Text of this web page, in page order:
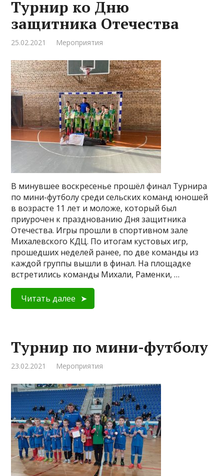
Турнир ко Дню
защитника Отечества
25.02.2021 Мероприятия
В минувшее воскресенье прошёл финал Турнира
по мини-футболу среди сельских команд юношей
в возрасте 11 лет и моложе, который был
приурочен к празднованию Дня защитника
Отечества. Игры прошли в спортивном зале
Михалевского КДЦ. По итогам кустовых игр,
прошедших неделей ранее, по две команды из
каждой группы вышли в финал. На площадке
встретились команды Михали, Раменки, …
Читать далее
Турнир по мини-футболу
23.02.2021 Мероприятия